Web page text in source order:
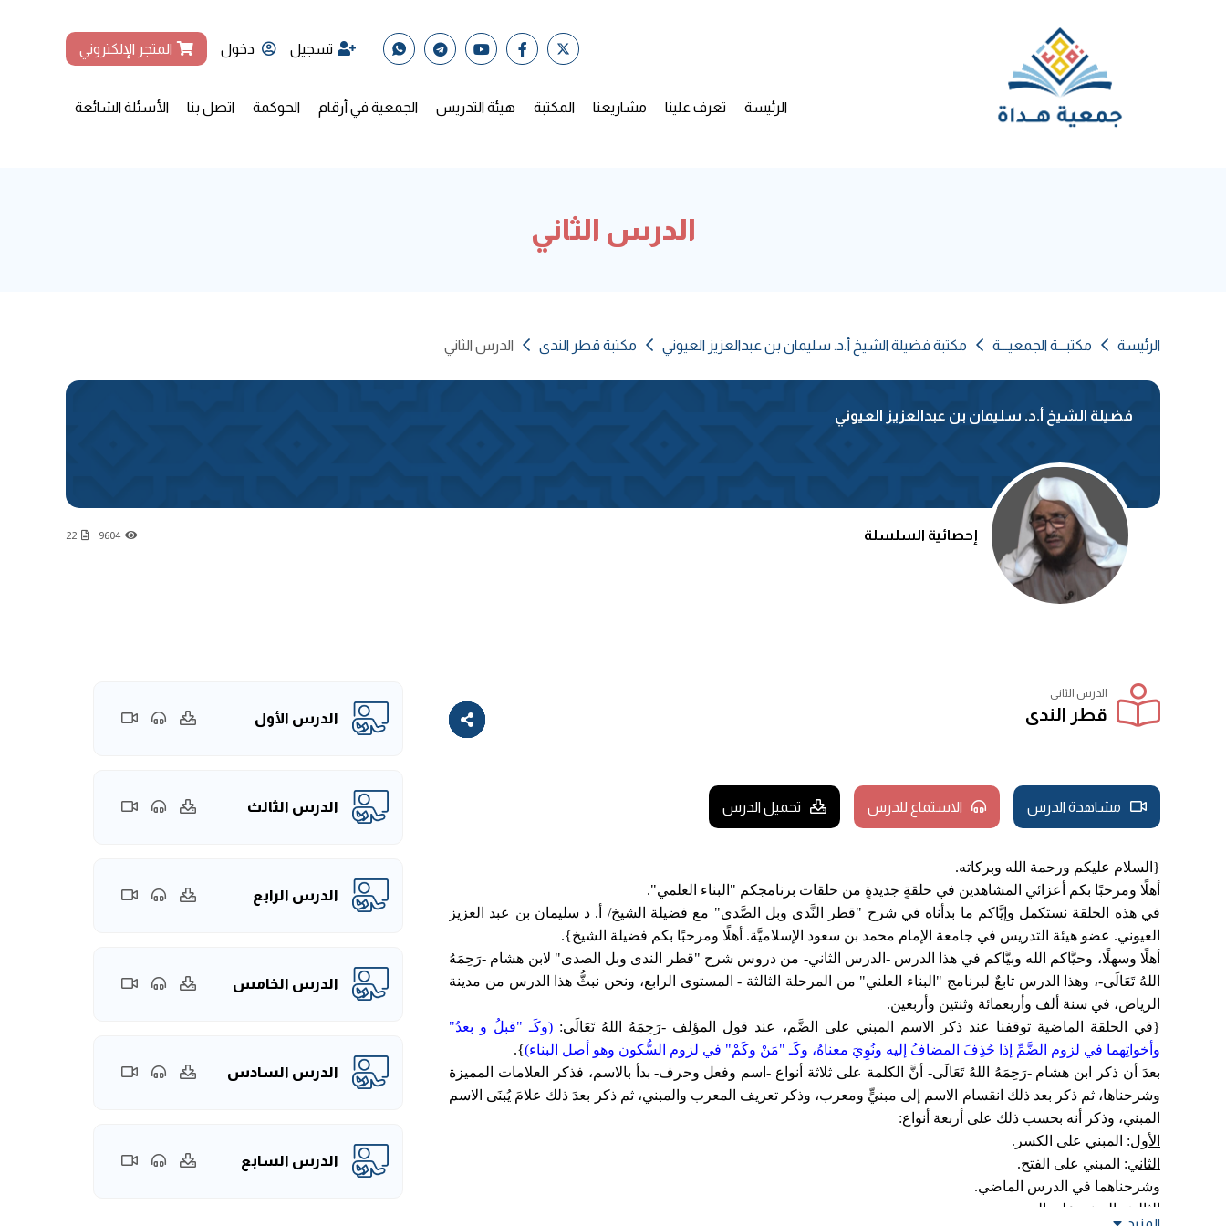
تسجيل دخول المتجر الإلكتروني
الرئيسة تعرف علينا مشاريعنا المكتبة هيئة التدريس الجمعية في أرقام الحوكمة اتصل بنا الأسئلة الشائعة
الدرس الثاني
الرئيسة مكتبـــة الجمعيـــة مكتبة فضيلة الشيخ أ.د. سليمان بن عبدالعزيز العيوني مكتبة قطر الندى الدرس الثاني
فضيلة الشيخ أ.د. سليمان بن عبدالعزيز العيوني
إحصائية السلسلة 9604
22
الدرس الثاني
قطر الندى
مشاهدة الدرس الاستماع للدرس تحميل الدرس
{السلام عليكم ورحمة الله وبركاته.
أهلًا ومرحبًا بكم أعزائي المشاهدين في حلقةٍ جديدةٍ من حلقات برنامجكم "البناء العلمي".
في هذه الحلقة نستكمل وإيَّاكم ما بدأناه في شرح "قطر النَّدى وبل الصَّدى" مع فضيلة الشيخ/ أ. د سليمان بن عبد العزيز
العيوني. عضو هيئة التدريس في جامعة الإمام محمد بن سعود الإسلاميَّة. أهلًا ومرحبًا بكم فضيلة الشيخ}.
أهلًا وسهلًا، وحيَّاكم الله وبيَّاكم في هذا الدرس -الدرس الثاني- من دروس شرح "قطر الندى وبل الصدى" لابن هشام -رَحِمَهُ
اللهُ تَعَالَى-، وهذا الدرس تابعٌ لبرنامج "البناء العلني" من المرحلة الثالثة - المستوى الرابع، ونحن نبثُّ هذا الدرس من مدينة
الرياض، في سنة ألف وأربعمائة وثنتين وأربعين.
{في الحلقة الماضية توقفنا عند ذكر الاسم المبني على الضَّم، عند قول المؤلف -رَحِمَهُ اللهُ تَعَالَى: (وكَـ "قبلُ و بعدُ"
وأخواتِهما في لزوم الضَّمِّ إذا حُذِفَ المضافُ إليه ونُوِيَ معناهُ، وكَـ "مَنْ وكَمْ" في لزوم السُّكون وهو أصل البناء)}.
بعدَ أن ذكر ابن هشام -رَحِمَهُ اللهُ تَعَالَى- أنَّ الكلمة على ثلاثة أنواع -اسم وفعل وحرف- بدأ بالاسم، فذكر العلامات المميزة
وشرحناها، ثم ذكر بعد ذلك انقسام الاسم إلى مبنيٍّ ومعرب، وذكر تعريف المعرب والمبني، ثم ذكر بعدَ ذلك علامَ يُبنَى الاسم
المبني، وذكر أنه بحسب ذلك على أربعة أنواع:
الأول: المبني على الكسر.
الثاني: المبني على الفتح.
وشرحناهما في الدرس الماضي.
الثالث
: المبني على الضم.
الدرس الأول
الدرس الثالث
الدرس الرابع
الدرس الخامس
الدرس السادس
الدرس السابع